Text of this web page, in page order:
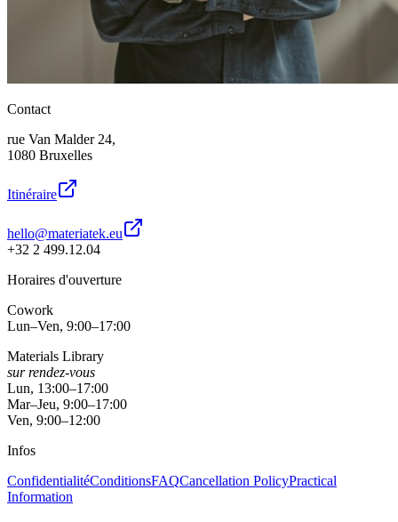
Contact
rue Van Malder 24,
1080 Bruxelles
Itinéraire
hello@materiatek.eu
+32 2 499.12.04
Horaires d'ouverture
Cowork
Lun–Ven, 9:00–17:00
Materials Library
sur rendez-vous
Lun, 13:00–17:00
Mar–Jeu, 9:00–17:00
Ven, 9:00–12:00
Infos
ConfidentialitéConditionsFAQCancellation PolicyPractical
Information